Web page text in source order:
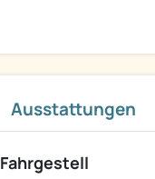
Ausstattungen
Fahrgestell